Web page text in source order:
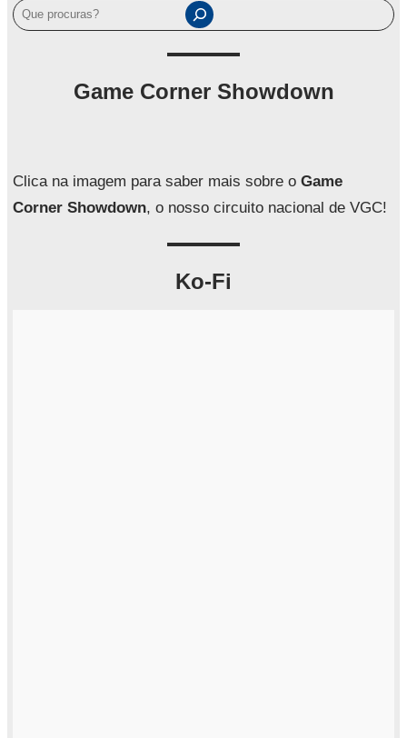
P
e
a
Game Corner Showdown
Clica na imagem para saber mais sobre o Game
Corner Showdown, o nosso circuito nacional de VGC!
Ko-Fi